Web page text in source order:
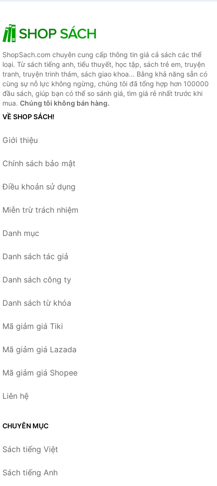
ShopSach.com chuyên cung cấp thông tin giá cả sách các thể
loại. Từ sách tiếng anh, tiểu thuyết, học tập, sách trẻ em, truyện
tranh, truyện trinh thám, sách giao khoa... Bằng khả năng sẵn có
cùng sự nỗ lực không ngừng, chúng tôi đã tổng hợp hơn 100000
đầu sách, giúp bạn có thể so sánh giá, tìm giá rẻ nhất trước khi
mua. Chúng tôi không bán hàng.
VỀ SHOP SÁCH!
Giới thiệu
Chính sách bảo mật
Điều khoản sử dụng
Miễn trừ trách nhiệm
Danh mục
Danh sách tác giả
Danh sách công ty
Danh sách từ khóa
Mã giảm giá Tiki
Mã giảm giá Lazada
Mã giảm giá Shopee
Liên hệ
CHUYÊN MỤC
Sách tiếng Việt
Sách tiếng Anh